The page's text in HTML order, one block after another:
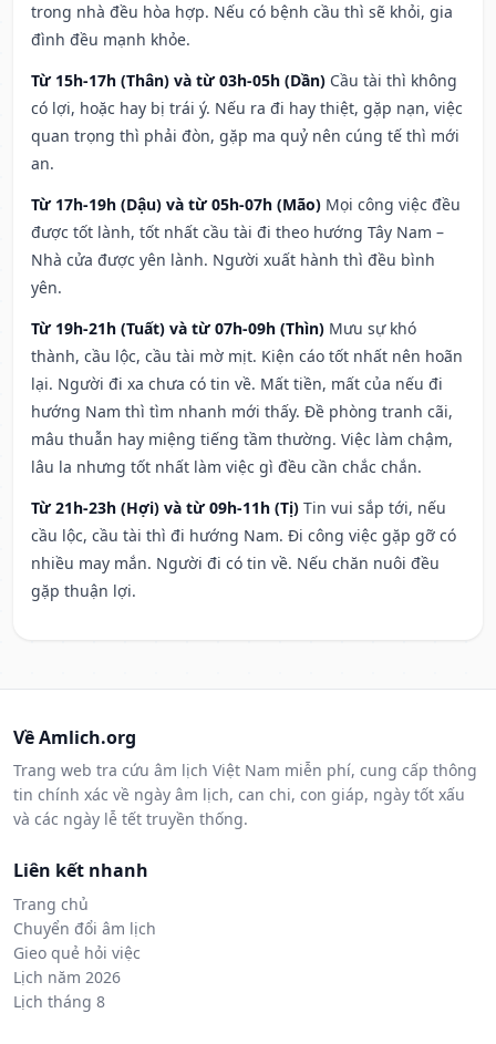
trong nhà đều hòa hợp. Nếu có bệnh cầu thì sẽ khỏi, gia
đình đều mạnh khỏe.
Từ 15h-17h (Thân) và từ 03h-05h (Dần) Cầu tài thì không
có lợi, hoặc hay bị trái ý. Nếu ra đi hay thiệt, gặp nạn, việc
quan trọng thì phải đòn, gặp ma quỷ nên cúng tế thì mới
an.
Từ 17h-19h (Dậu) và từ 05h-07h (Mão) Mọi công việc đều
được tốt lành, tốt nhất cầu tài đi theo hướng Tây Nam –
Nhà cửa được yên lành. Người xuất hành thì đều bình
yên.
Từ 19h-21h (Tuất) và từ 07h-09h (Thìn) Mưu sự khó
thành, cầu lộc, cầu tài mờ mịt. Kiện cáo tốt nhất nên hoãn
lại. Người đi xa chưa có tin về. Mất tiền, mất của nếu đi
hướng Nam thì tìm nhanh mới thấy. Đề phòng tranh cãi,
mâu thuẫn hay miệng tiếng tầm thường. Việc làm chậm,
lâu la nhưng tốt nhất làm việc gì đều cần chắc chắn.
Từ 21h-23h (Hợi) và từ 09h-11h (Tị) Tin vui sắp tới, nếu
cầu lộc, cầu tài thì đi hướng Nam. Đi công việc gặp gỡ có
nhiều may mắn. Người đi có tin về. Nếu chăn nuôi đều
gặp thuận lợi.
Về Amlich.org
Trang web tra cứu âm lịch Việt Nam miễn phí, cung cấp thông
tin chính xác về ngày âm lịch, can chi, con giáp, ngày tốt xấu
và các ngày lễ tết truyền thống.
Liên kết nhanh
Trang chủ
Chuyển đổi âm lịch
Gieo quẻ hỏi việc
Lịch năm 2026
Lịch tháng 8